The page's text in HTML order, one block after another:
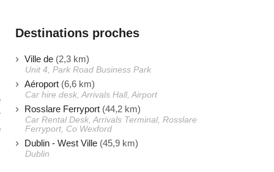
Destinations proches
Ville de (2,3 km)
Unit 4, Park Road Business Park
Aéroport (6,6 km)
Car hire desk, Arrivals Hall, Airport
Rosslare Ferryport (44,2 km)
Car Rental Desk, Arrivals Terminal, Rosslare
Ferryport, Co Wexford
Dublin - West Ville (45,9 km)
Dublin